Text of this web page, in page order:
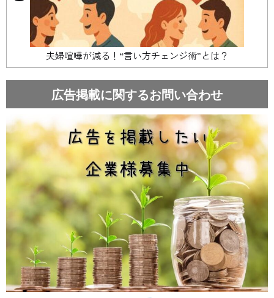
夫婦喧嘩が減る！“言い方チェンジ術”とは？
広告掲載に関するお問い合わせ